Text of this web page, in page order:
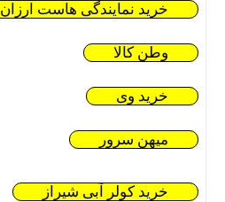
خرید نمایندگی هاست ارزان
وطن کالا
خرید وی
میهن سرور
خرید کولر آبی شیراز